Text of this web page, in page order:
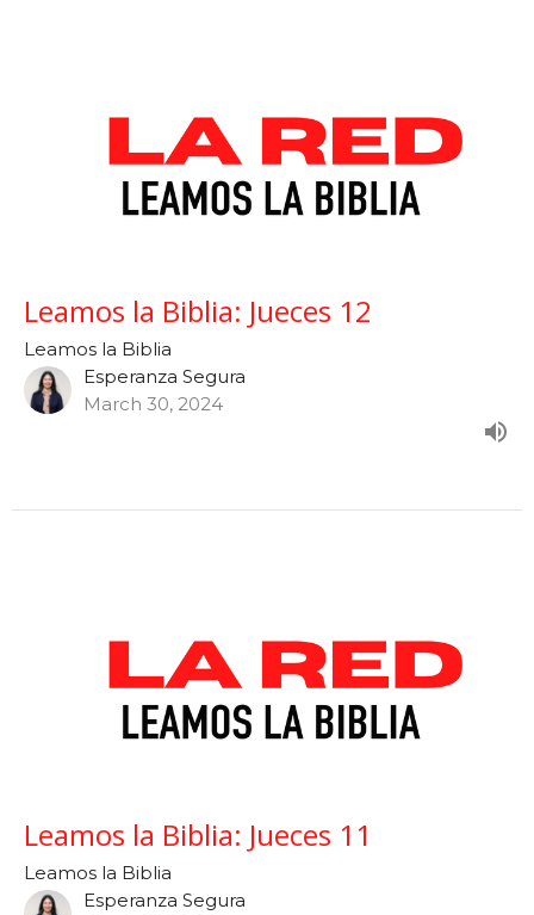
Leamos la Biblia: Jueces 12
Leamos la Biblia
Esperanza Segura
March 30, 2024
Leamos la Biblia: Jueces 11
Leamos la Biblia
Esperanza Segura